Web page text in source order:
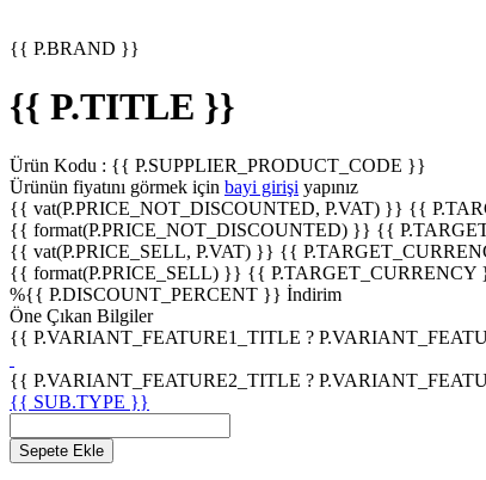
{{ P.BRAND }}
{{ P.TITLE }}
Ürün Kodu : {{ P.SUPPLIER_PRODUCT_CODE }}
Ürünün fiyatını görmek için bayi girişi yapınız
{{ vat(P.PRICE_NOT_DISCOUNTED, P.VAT) }} {{
{{ format(P.PRICE_NOT_DISCOUNTED) }} {{
{{ vat(P.PRICE_SELL, P.VAT) }} {{
{{ format(P.PRICE_SELL) }} {{
%{{ P.DISCOUNT_PERCENT }} İndirim
Öne Çıkan Bilgiler
{{ P.VARIANT_FEATURE1_TITLE ?
{{ P.VARIANT_FEATURE2_TITLE ?
{{ SUB.TYPE }}
Sepete Ekle